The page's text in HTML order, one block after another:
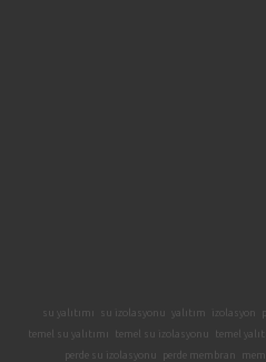
su yalıtımı su izolasyonu yalıtım izolasyon
temel su yalıtımı
temel su izolasyonu temel
perde su izolasyonu
perde membran